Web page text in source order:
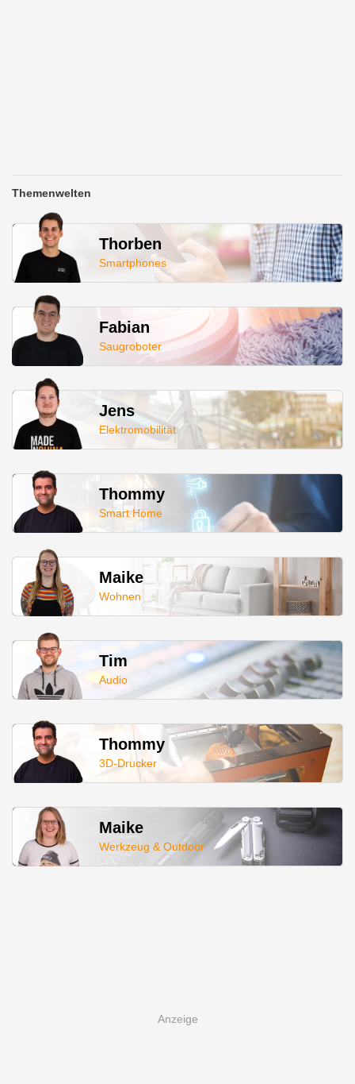
Themenwelten
Thorben
Smartphones
Fabian
Saugroboter
Jens
Elektromobilität
Thommy
Smart Home
Maike
Wohnen
Tim
Audio
Thommy
3D-Drucker
Maike
Werkzeug & Outdoor